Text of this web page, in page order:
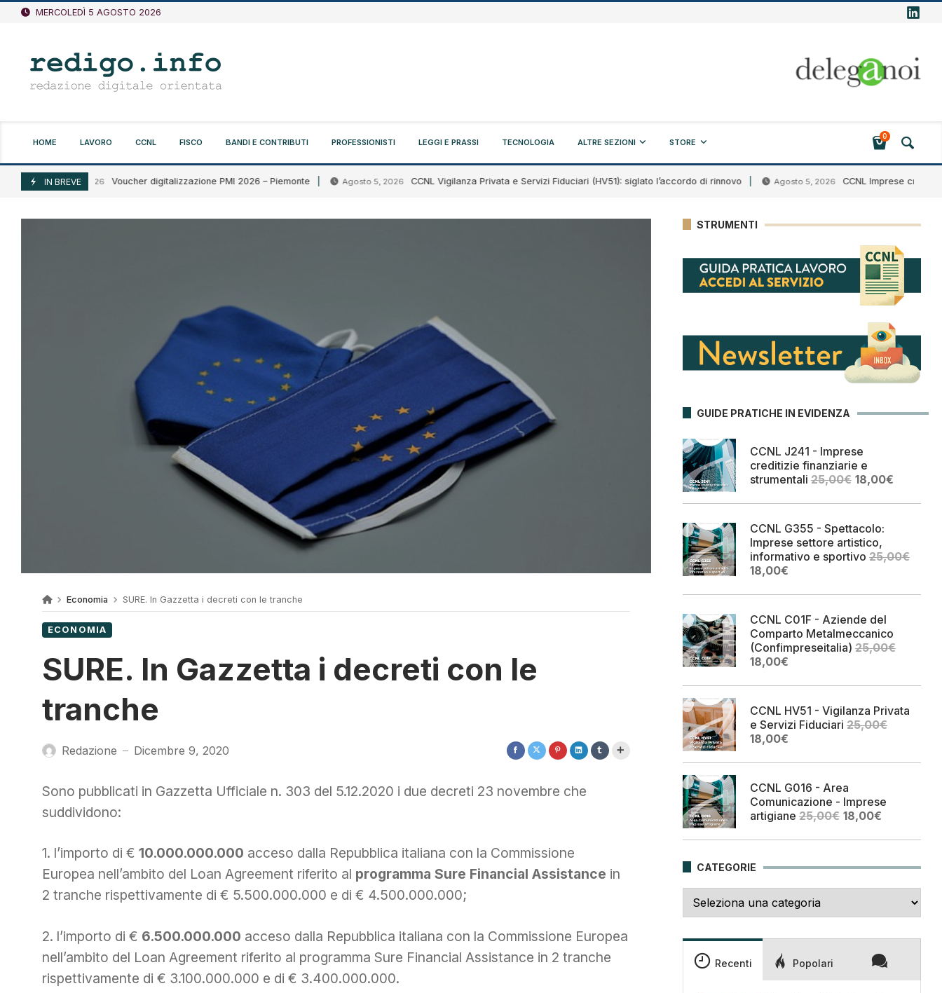
Vai
MERCOLEDÌ 5 AGOSTO 2026
HOME LAVORO CCNL FISCO BANDI E CONTRIBUTI PROFESSIONISTI LEGGI E PRASSI TECNOLOGIA ALTRE SEZIONI STORE
0
IN BREVE
Agosto 5, 2026 Voucher digitalizzazione PMI 2026 – Piemonte Agosto 5, 2026 CCNL Vigilanza Privata e Servizi Fiduciari (HV51): siglato l’accordo di rinnovo Agosto 5, 2026 CCNL Imprese creditizie
Economia SURE. In Gazzetta i decreti con le tranche
ECONOMIA
SURE. In Gazzetta i decreti con le
tranche
Redazione — Dicembre 9, 2020
Sono pubblicati in Gazzetta Ufficiale n. 303 del 5.12.2020 i due decreti 23 novembre che
suddividono:
1. l’importo di € 10.000.000.000 acceso dalla Repubblica italiana con la Commissione
Europea nell’ambito del Loan Agreement riferito al programma Sure Financial Assistance in
2 tranche rispettivamente di € 5.500.000.000 e di € 4.500.000.000;
2. l’importo di € 6.500.000.000 acceso dalla Repubblica italiana con la Commissione Europea
nell’ambito del Loan Agreement riferito al programma Sure Financial Assistance in 2 tranche
rispettivamente di € 3.100.000.000 e di € 3.400.000.000.
STRUMENTI
GUIDE PRATICHE IN EVIDENZA
CCNL J241 - Imprese
creditizie finanziarie e
strumentali 25,00€ Il
originale
25,00€.
18,00€Il
attuale
CCNL G355 - Spettacolo:
Imprese settore artistico,
informativo e sportivo 25,00€
Il
originale
25,00€.
18,00€Il
attuale
18,00€.
CCNL C01F - Aziende del
Comparto Metalmeccanico
(Confimpreseitalia) 25,00€
Il
originale
25,00€.
18,00€Il
attuale
18,00€.
CCNL HV51 - Vigilanza Privata
e Servizi Fiduciari 25,00€
Il
originale
25,00€.
18,00€Il
attuale
18,00€.
CCNL G016 - Area
Comunicazione - Imprese
artigiane 25,00€ Il
originale
25,00€.
18,00€Il
attuale
18,00€.
CATEGORIE
Recenti Popolari